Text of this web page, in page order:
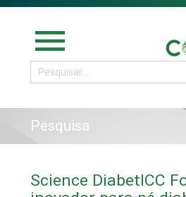
menu
Pesquisa
Science DiabetICC